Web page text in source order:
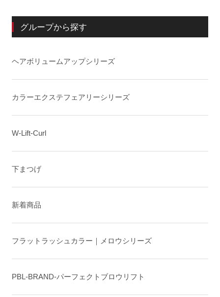
グループから探す
ヘアボリュームアップシリーズ
カラーエクステフェアリーシリーズ
W-Lift-Curl
下まつげ
新着商品
フラットラッシュカラー｜メロウシリーズ
PBL-BRAND-パーフェクトブロウリフト